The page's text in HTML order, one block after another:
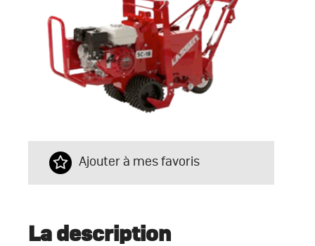
Ajouter à mes favoris
La description